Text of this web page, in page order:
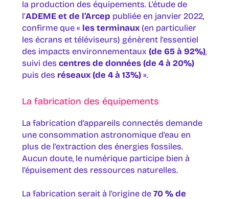
la production des équipements. L’étude de
l’ADEME et de l’Arcep publiée en janvier 2022,
confirme que « les terminaux(en particulier
les écrans et téléviseurs) génèrent l’essentiel
des impacts environnementaux (de 65 à 92%),
suivi des centres de données (de 4 à 20%)
puis des réseaux (de 4 à 13%)».
La fabrication des équipements
La fabrication d’appareils connectés demande
une consommation astronomique d’eau en
plus de l’extraction des énergies fossiles.
Aucun doute, le numérique participe bien à
l’épuisement des ressources naturelles.
La fabrication serait à l’origine de 70 % de